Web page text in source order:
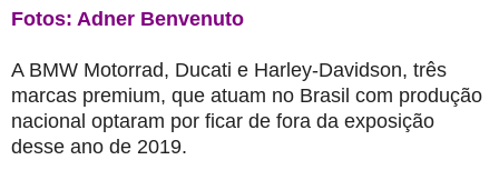
Fotos: Adner Benvenuto
A BMW Motorrad, Ducati e Harley-Davidson, três
marcas premium, que atuam no Brasil com produção
nacional optaram por ficar de fora da exposição
desse ano de 2019.